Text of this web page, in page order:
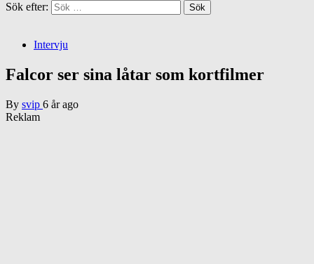
Sök efter:
Intervju
Falcor ser sina låtar som kortfilmer
By svip 6 år ago
Reklam